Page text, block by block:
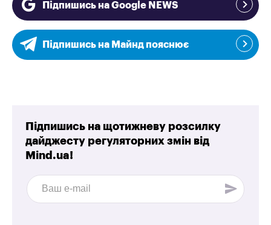
Підпишись на Google NEWS
Підпишись на Майнд пояснює
Підпишись на щотижневу розсилку
дайджесту регуляторних змін від
Mind.ua!